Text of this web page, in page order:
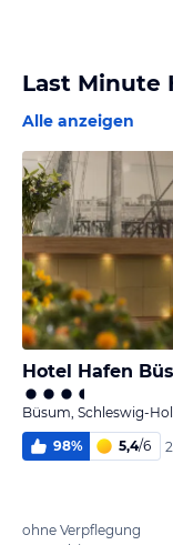
Last Minute
Alle anzeigen
Hotel Hafen
Büsum, Schleswig-
98% 5,4/6
ohne Verpflegung